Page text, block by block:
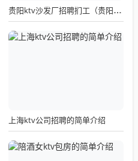
贵阳ktv沙发厂招聘扪工（贵阳ktv兼职招聘）
上海ktv公司招聘的简单介绍